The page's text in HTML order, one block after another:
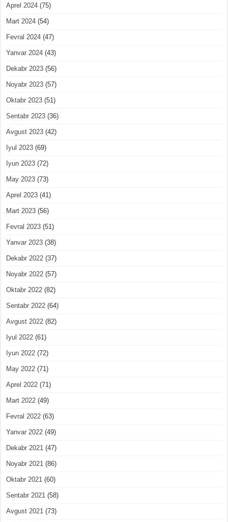
Aprel 2024 (75)
Mart 2024 (54)
Fevral 2024 (47)
Yanvar 2024 (43)
Dekabr 2023 (56)
Noyabr 2023 (57)
Oktabr 2023 (51)
Sentabr 2023 (36)
Avgust 2023 (42)
Iyul 2023 (69)
Iyun 2023 (72)
May 2023 (73)
Aprel 2023 (41)
Mart 2023 (56)
Fevral 2023 (51)
Yanvar 2023 (38)
Dekabr 2022 (37)
Noyabr 2022 (57)
Oktabr 2022 (82)
Sentabr 2022 (64)
Avgust 2022 (82)
Iyul 2022 (61)
Iyun 2022 (72)
May 2022 (71)
Aprel 2022 (71)
Mart 2022 (49)
Fevral 2022 (63)
Yanvar 2022 (49)
Dekabr 2021 (47)
Noyabr 2021 (86)
Oktabr 2021 (60)
Sentabr 2021 (58)
Avgust 2021 (73)